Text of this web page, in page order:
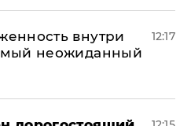
внутри
неожиданный
12:17